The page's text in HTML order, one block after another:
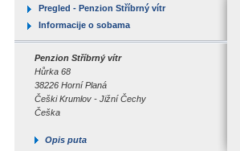
Pregled - Penzion Stříbrný vítr
Informacije o sobama
Penzion Stříbrný vítr
Hůrka 68
38226 Horní Planá
Češki Krumlov - Jižní Čechy
Češka
Opis puta